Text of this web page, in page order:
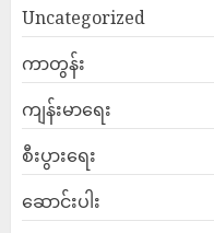
Uncategorized
ကာတွန်း
ကျန်းမာရေး
စီးပွားရေး
ဆောင်းပါး